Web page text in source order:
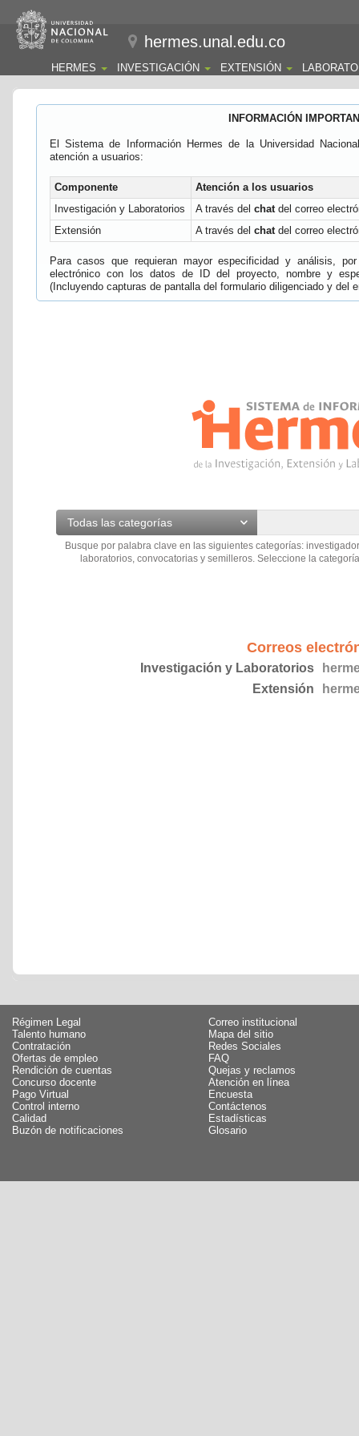
hermes.unal.edu.co
HERMES INVESTIGACIÓN EXTENSIÓN
INFORMACIÓN
El Sistema de Información Hermes de la Universidad
atención a usuarios:
Componente
Atención a los usuarios
Investigación y Laboratorios
A través del chatdel correo
Extensión
A través del chatdel correo
Para casos que requieran mayor especificidad y análisis,
electrónico con los datos de ID del proyecto, nombre y
(Incluyendo capturas de pantalla del formulario diligenciado y del
Todas las categorías
Busque por palabra clave en las siguientes categorías:
laboratorios, convocatorias y semilleros. Seleccione la
Correos
Investigación y Laboratorios
Extensión
Régimen Legal
Talento humano
Contratación
Ofertas de empleo
Rendición de cuentas
Concurso docente
Pago Virtual
Control interno
Calidad
Buzón de notificaciones
Correo institucional
Mapa del sitio
Redes Sociales
FAQ
Quejas y reclamos
Atención en línea
Encuesta
Contáctenos
Estadísticas
Glosario